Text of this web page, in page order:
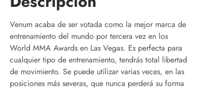
Venum acaba de ser votada como la mejor marca de
entrenamiento del mundo por tercera vez en los
World MMA Awards en Las Vegas. Es perfecta para
cualquier tipo de entrenamiento, tendrás total libertad
de movimiento. Se puede utilizar varias veces, en las
posiciones más severas, que nunca perderá su forma